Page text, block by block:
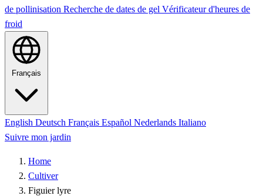
de pollinisation Recherche de dates de gel Vérificateur d'heures de
froid
Français
English Deutsch Français Español Nederlands Italiano
Suivre mon jardin
Home
Cultiver
Figuier lyre